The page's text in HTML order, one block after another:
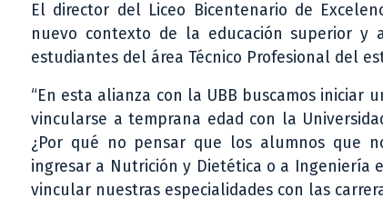
El director del Liceo Bicentenario de
nuevo contexto de la educación superior
estudiantes del área Técnico Profesional del
“En esta alianza con la UBB buscamos iniciar
vincularse a temprana edad con la
¿Por qué no pensar que los alumnos que
ingresar a Nutrición y Dietética o a Ingeniería
vincular nuestras especialidades con las